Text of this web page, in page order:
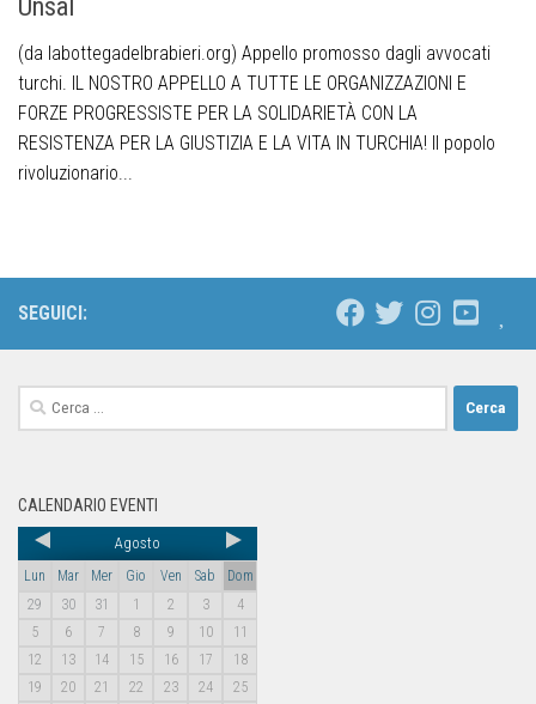
Unsal
(da labottegadelbrabieri.org) Appello promosso dagli avvocati
turchi. IL NOSTRO APPELLO A TUTTE LE ORGANIZZAZIONI E
FORZE PROGRESSISTE PER LA SOLIDARIETÀ CON LA
RESISTENZA PER LA GIUSTIZIA E LA VITA IN TURCHIA! Il popolo
rivoluzionario...
SEGUICI:
CALENDARIO EVENTI
Agosto
Lun Mar Mer Gio Ven Sab
Dom
29
30 31 1 2 3
4
5
6 7 8 9 10
11
12
13 14 15 16 17
18
19
20 21 22 23 24
25